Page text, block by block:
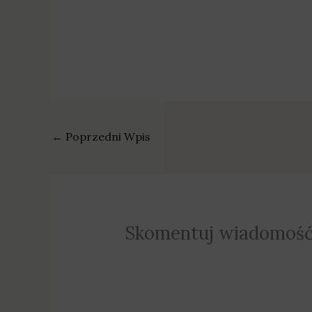
← Poprzedni Wpis
Skomentuj